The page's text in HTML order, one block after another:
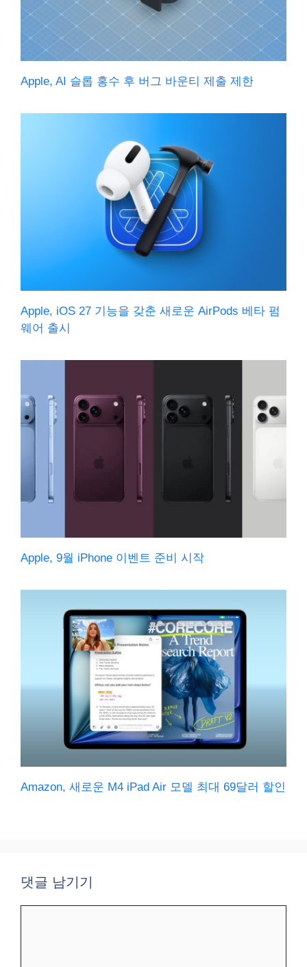
Apple, AI 슬롭 홍수 후 버그 바운티 제출 제한
Apple, iOS 27 기능을 갖춘 새로운 AirPods 베타 펌
웨어 출시
Apple, 9월 iPhone 이벤트 준비 시작
Amazon, 새로운 M4 iPad Air 모델 최대 69달러 할인
댓글 남기기